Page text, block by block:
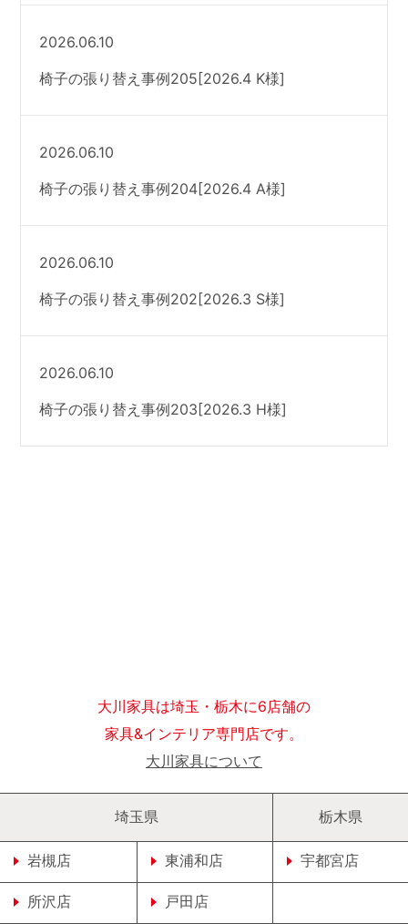
2026.06.10
椅子の張り替え事例205[2026.4 K様]
2026.06.10
椅子の張り替え事例204[2026.4 A様]
2026.06.10
椅子の張り替え事例202[2026.3 S様]
2026.06.10
椅子の張り替え事例203[2026.3 H様]
大川家具は埼玉・栃木に6店舗の
家具&インテリア専門店です。
大川家具について
埼玉県
岩槻店 東浦和店
所沢店 戸田店
栃木県
宇都宮店